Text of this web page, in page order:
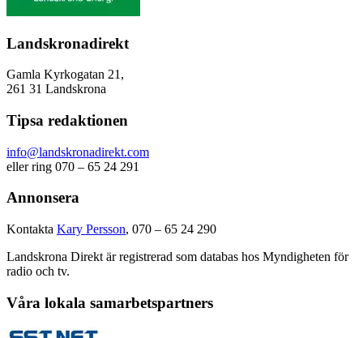
Landskronadirekt
Gamla Kyrkogatan 21,
261 31 Landskrona
Tipsa redaktionen
info@landskronadirekt.com
eller ring 070 – 65 24 291
Annonsera
Kontakta Kary Persson, 070 – 65 24 290
Landskrona Direkt är registrerad som databas hos Myndigheten för
radio och tv.
Våra lokala samarbetspartners